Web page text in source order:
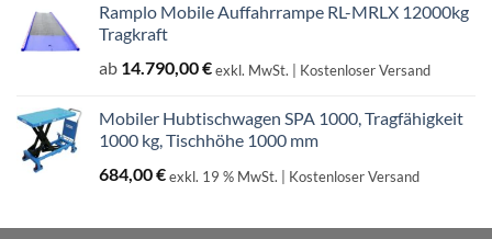
Ramplo Mobile Auffahrrampe RL-MRLX 12000kg
Tragkraft
ab 14.790,00€exkl. MwSt. | Kostenloser Versand
Mobiler Hubtischwagen SPA 1000, Tragfähigkeit
1000 kg, Tischhöhe 1000 mm
684,00€exkl. 19 % MwSt. | Kostenloser Versand